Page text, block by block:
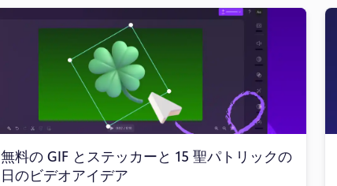
無料の GIF とステッカーと 15 聖パトリックの
日のビデオアイデア